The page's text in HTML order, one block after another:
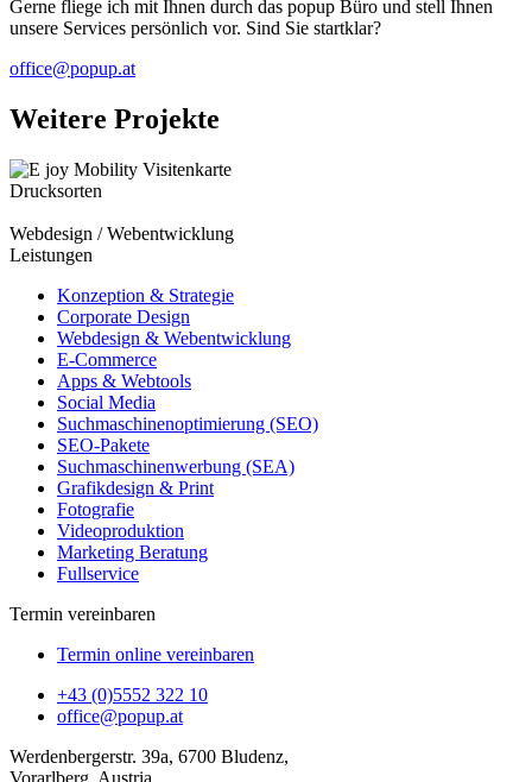
Gerne fliege ich mit Ihnen durch das popup Büro und stell Ihnen
unsere Services persönlich vor. Sind Sie startklar?
office@popup.at
Weitere Projekte
Drucksorten
Webdesign / Webentwicklung
Leistungen
Konzeption & Strategie
Corporate Design
Webdesign & Webentwicklung
E-Commerce
Apps & Webtools
Social Media
Suchmaschinenoptimierung (SEO)
SEO-Pakete
Suchmaschinenwerbung (SEA)
Grafikdesign & Print
Fotografie
Videoproduktion
Marketing Beratung
Fullservice
Termin vereinbaren
Termin online vereinbaren
+43 (0)5552 322 10
office@popup.at
Werdenbergerstr. 39a, 6700 Bludenz,
Vorarlberg, Austria